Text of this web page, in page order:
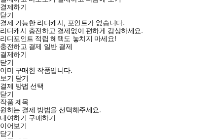
국내 최초 스레드 활용 종이책!
짧은 텍스트로 돈을 버는 블루오션 SNS, 스레드 운영 전략을 배운
다!
결제하기
닫기
결제 가능한 리디캐시, 포인트가 없습니다.
리디캐시 충전하고 결제없이 편하게 감상하세요.
리디포인트 적립 혜택도 놓치지 마세요!
충전하고 결제 일반 결제
결제하기
닫기
이미 구매한 작품입니다.
보기 닫기
결제 방법 선택
닫기
작품 제목
원하는 결제 방법을 선택해주세요.
대여하기 구매하기
이어보기
닫기